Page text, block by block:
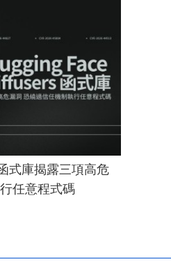
式庫揭露三項高危
任意程式碼